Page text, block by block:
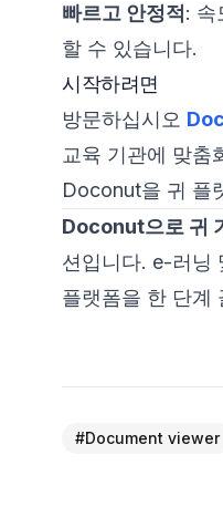
빠르고 안정적 : 속
할 수 있습니다.
시작하려면
방문하십시오
교육 기관에 맞춤
Doconut을 귀 플
Doconut으로 귀
션입니다. e-러닝
플랫폼을 한 단계
#Document viewer